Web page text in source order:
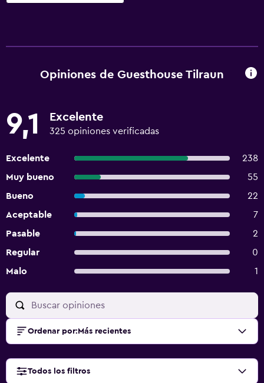
Opiniones de Guesthouse Tilraun
9,1 Excelente
325 opiniones verificadas
Excelente
238
Muy bueno
55
Bueno
22
Aceptable
7
Pasable
2
Regular
0
Malo
1
Ordenar por: Más recientes
Todos los filtros